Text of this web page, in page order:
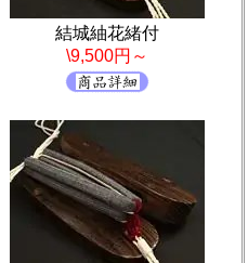
結城紬花緒付
\9,500円～